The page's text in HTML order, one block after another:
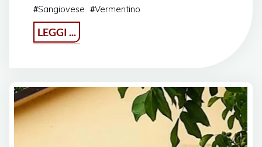
#Sangiovese #Vermentino
LEGGI ...
di